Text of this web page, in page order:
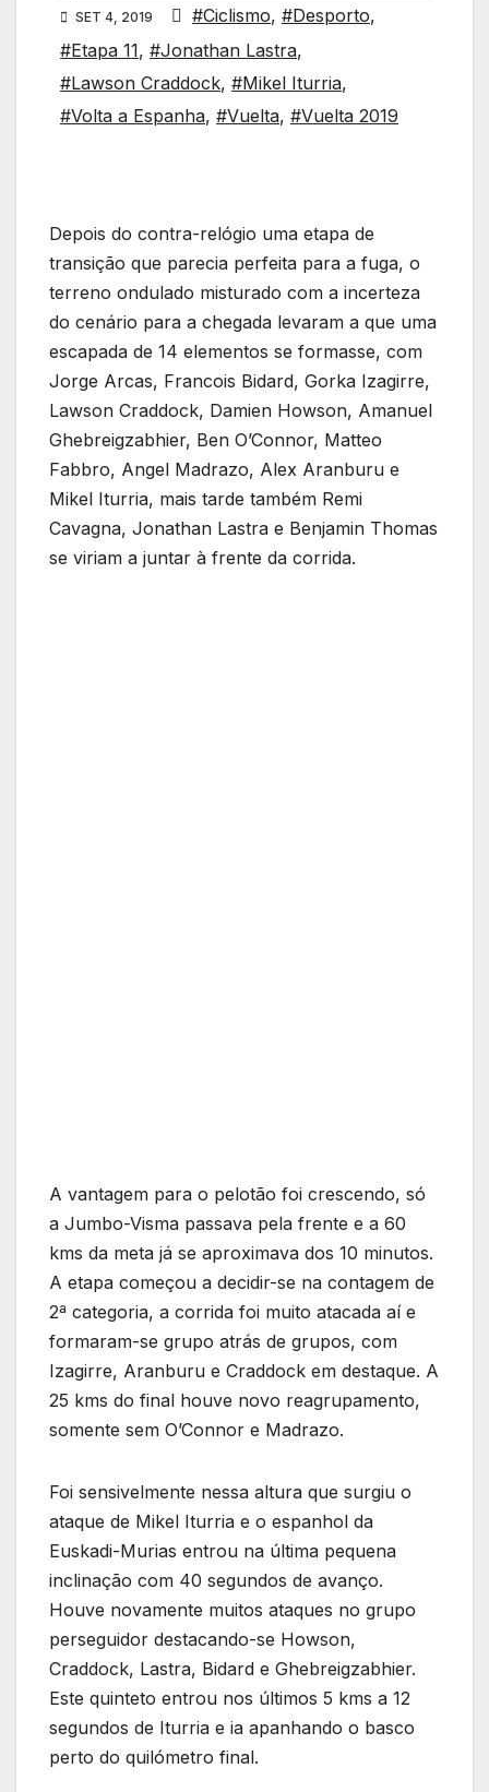
SET 4, 2019 #Ciclismo, #Desporto,
#Etapa 11, #Jonathan Lastra,
#Lawson Craddock, #Mikel Iturria,
#Volta a Espanha, #Vuelta, #Vuelta 2019
Depois do contra-relógio uma etapa de
transição que parecia perfeita para a fuga, o
terreno ondulado misturado com a incerteza
do cenário para a chegada levaram a que uma
escapada de 14 elementos se formasse, com
Jorge Arcas, Francois Bidard, Gorka Izagirre,
Lawson Craddock, Damien Howson, Amanuel
Ghebreigzabhier, Ben O’Connor, Matteo
Fabbro, Angel Madrazo, Alex Aranburu e
Mikel Iturria, mais tarde também Remi
Cavagna, Jonathan Lastra e Benjamin Thomas
se viriam a juntar à frente da corrida.
A vantagem para o pelotão foi crescendo, só
a Jumbo-Visma passava pela frente e a 60
kms da meta já se aproximava dos 10 minutos.
A etapa começou a decidir-se na contagem de
2ª categoria, a corrida foi muito atacada aí e
formaram-se grupo atrás de grupos, com
Izagirre, Aranburu e Craddock em destaque. A
25 kms do final houve novo reagrupamento,
somente sem O’Connor e Madrazo.
Foi sensivelmente nessa altura que surgiu o
ataque de Mikel Iturria e o espanhol da
Euskadi-Murias entrou na última pequena
inclinação com 40 segundos de avanço.
Houve novamente muitos ataques no grupo
perseguidor destacando-se Howson,
Craddock, Lastra, Bidard e Ghebreigzabhier.
Este quinteto entrou nos últimos 5 kms a 12
segundos de Iturria e ia apanhando o basco
perto do quilómetro final.